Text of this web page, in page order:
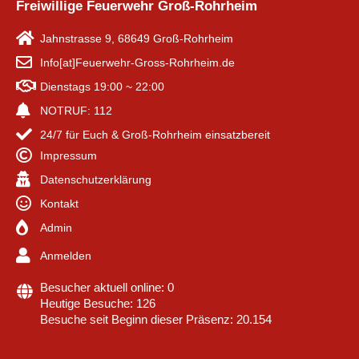
Freiwillige Feuerwehr Groß-Rohrheim
Jahnstrasse 9, 68649 Groß-Rohrheim
Info[at]Feuerwehr-Gross-Rohrheim.de
Dienstags 19:00 ~ 22:00
NOTRUF: 112
24/7 für Euch & Groß-Rohrheim einsatzbereit
Impressum
Datenschutzerklärung
Kontakt
Admin
Anmelden
Besucher aktuell online: 0
Heutige Besuche: 126
Besuche seit Beginn dieser Präsenz: 20.154